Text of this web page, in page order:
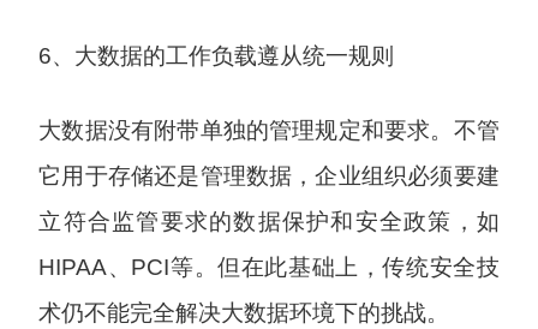
6、大数据的工作负载遵从统一规则
大数据没有附带单独的管理规定和要求。不管
它用于存储还是管理数据，企业组织必须要建
立符合监管要求的数据保护和安全政策，如
HIPAA、PCI等。但在此基础上，传统安全技
术仍不能完全解决大数据环境下的挑战。